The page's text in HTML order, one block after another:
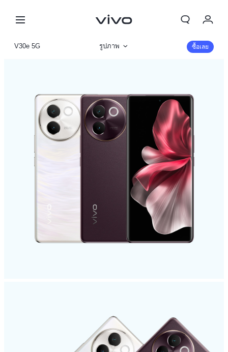
My Order
บัญชีของฉัน
V30e 5G รูปภาพ
รายละเอียดจำเพาะ
ซื้อเลย